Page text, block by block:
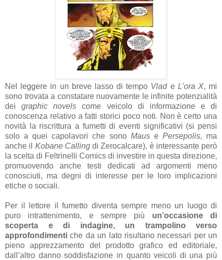
Nel leggere in un breve lasso di tempo Vlade L’ora X, mi
sono trovata a constatare nuovamente le infinite potenzialità
deigraphic novels come veicolo di informazione e di
conoscenza relativo a fatti storici poco noti. Non è certo una
novità la riscrittura a fumetti di eventi significativi (si pensi
solo a quei capolavori che sono Mause Persepolis, ma
anche il Kobane Callingdi Zerocalcare), è interessante però
la scelta di Feltrinelli Comics di investire in questa direzione,
promuovendo anche testi dedicati ad argomenti meno
conosciuti, ma degni di interesse per le loro implicazioni
etiche o sociali.
Per il lettore il fumetto diventa sempre meno un luogo di
puro intrattenimento, e sempre più un’occasione di
scoperta e di indagine, un trampolino verso
approfondimenti che da un lato risultano necessari per un
pieno apprezzamento del prodotto grafico ed editoriale,
dall’altro danno soddisfazione in quanto veicoli di una più